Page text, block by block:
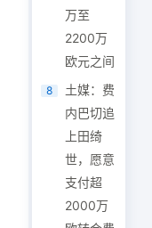
万至
2200万
欧元之间
8
土媒：费
内巴切追
上田绮
世，愿意
支付超
2000万